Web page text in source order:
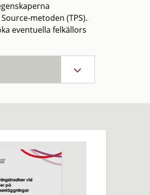
metoden (TPS).
eventuella felkällors